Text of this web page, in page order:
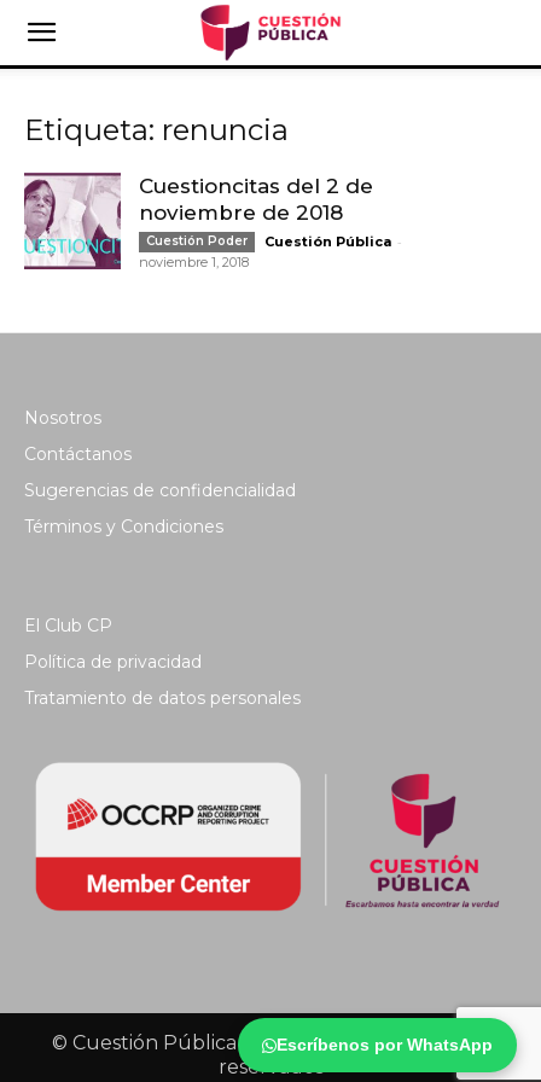
Escríbenos por WhatsApp
Etiqueta: renuncia
Cuestioncitas del 2 de
noviembre de 2018
Cuestión Poder Cuestión Pública -
noviembre 1, 2018
Nosotros
Contáctanos
Sugerencias de confidencialidad
Términos y Condiciones
El Club CP
Política de privacidad
Tratamiento de datos personales
© Cuestión Pública 2018 - Todos los derechos
reservados